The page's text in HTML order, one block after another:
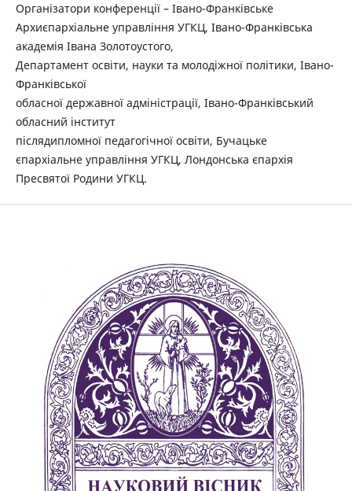
Організатори конференції – Івано-Франківське
Архиєпархіальне управління УГКЦ, Івано-Франківська
академія Івана Золотоустого,
Департамент освіти, науки та молодіжної політики, Івано-
Франківської
обласної державної адміністрації, Івано-Франківський
обласний інститут
післядипломної педагогічної освіти, Бучацьке
єпархіальне управління УГКЦ, Лондонська єпархія
Пресвятої Родини УГКЦ.